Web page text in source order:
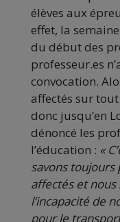
élèves aux
effet, la
du début des
professeur.es
convocation.
affectés sur
donc jusqu’en
dénoncé les
l’éducation : «
savons toujours
affectés et
l’incapacité de
pour le